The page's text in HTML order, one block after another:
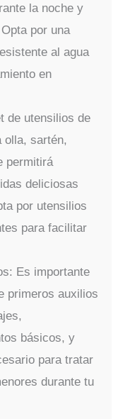
la noche y
por una
al agua
en
de utensilios de
olla, sartén,
permitirá
deliciosas
por utensilios
para facilitar
Es importante
primeros auxilios
básicos, y
para tratar
durante tu